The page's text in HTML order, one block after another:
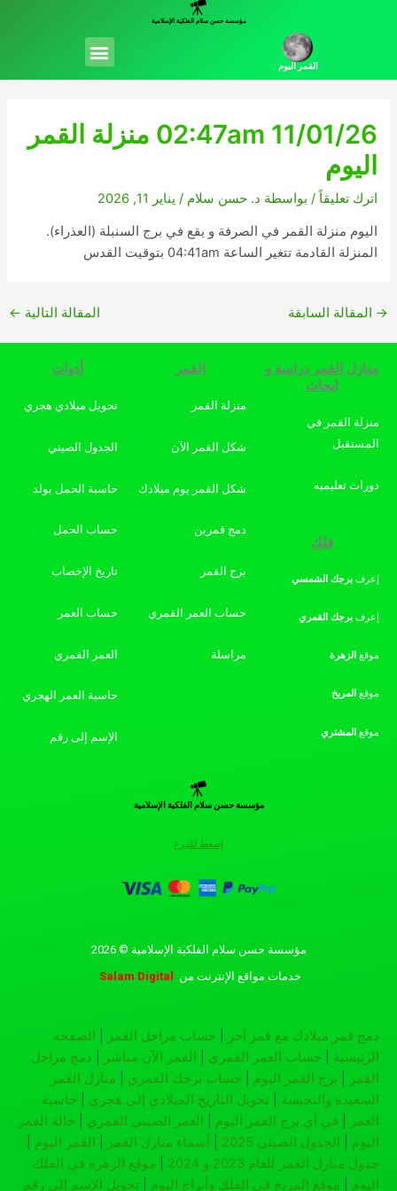
مؤسسة حسن سلام الفلكية الإسلامية
القمر اليوم
Menu
02:47am 11/01/26 منزلة القمر
اليوم
اترك تعليقاً / بواسطة د. حسن سلام/ يناير 11, 2026
اليوم منزلة القمر في الصرفة و يقع في برج السنبلة (العذراء).
المنزلة القادمة تتغير الساعة 04:41am بتوقيت القدس
→ المقالة السابقة المقالة التالية ←
منازل القمر دراسة و
ابحاث
منزلة القمر في
المستقبل
دورات تعليميه
فلك
إعرف برجك الشمسي
إعرف برجك القمري
موقع الزهرة
موقع المريخ
موقع المشتري
القمر
منزلة القمر
شكل القمر الآن
شكل القمر يوم ميلادك
دمج قمرين
برج القمر
حساب العمر القمري
مراسلة
أدوات
تحويل ميلادي هجري
الجدول الصيني
حاسبة الحمل بولد
حساب الحمل
تاريخ الإخصاب
حساب العمر
العمر القمري
حاسبة العمر الهجري
الإسم إلى رقم
مؤسسة حسن سلام الفلكية الإسلامية
إضغط للتبرع
مؤسسة حسن سلام الفلكية الإسلامية © 2026
خدمات مواقع الإنترنت من Salam Digital
دمج قمر ميلادك مع قمر آخر حساب مراحل القمر
الصفحة
الرئيسية
حساب العمر القمري القمر الآن مباشر
دمج مراحل
القمر
برج القمر اليوم حساب برجك القمري
منازل القمر
السعيدة والنحيسة
تحويل التاريخ الميلادي إلى هجري
حاسبة
العمر
في أي برج القمر اليوم العمر الصيني القمري
حالة القمر
اليوم
الجدول الصيني 2025 أسماء منازل القمر القمر اليوم
جدول منازل القمر للعام 2023 و 2024
موقع الزهرة في الفلك
اليوم
موقع المريخ في الفلك وأبراج اليوم تحويل الإسم إلى رقم